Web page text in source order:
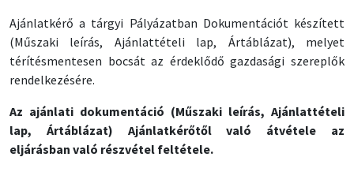
Ajánlatkérő a tárgyi Pályázatban Dokumentációt készített
(Műszaki leírás, Ajánlattételi lap, Ártáblázat), melyet
térítésmentesen bocsát az érdeklődő gazdasági szereplők
rendelkezésére.
Az ajánlati dokumentáció (Műszaki leírás, Ajánlattételi
lap, Ártáblázat) Ajánlatkérőtől való átvétele az
eljárásban való részvétel feltétele.